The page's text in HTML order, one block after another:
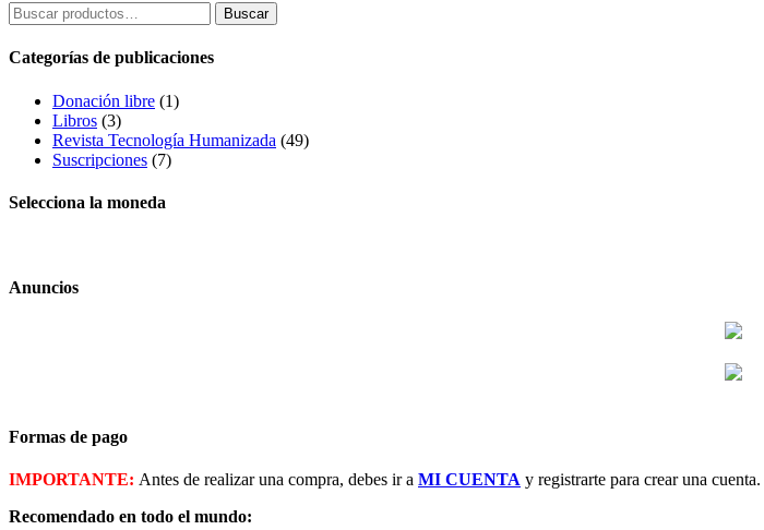
Buscar
por:
Buscar
Categorías de publicaciones
Donación libre (1)
Libros (3)
Revista Tecnología Humanizada (49)
Suscripciones (7)
Selecciona la moneda
Anuncios
Formas de pago
IMPORTANTE: Antes de realizar una compra, debes ir a MI CUENTA y registrarte para crear una cuenta.
Recomendado en todo el mundo: